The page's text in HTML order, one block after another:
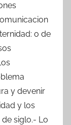
o de
y devenir
y los
siglo.- Lo